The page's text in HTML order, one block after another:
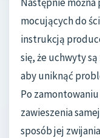
mocujących do
instrukcją
się, że uchwyty
aby uniknąć
Po
zawieszenia
sposób jej